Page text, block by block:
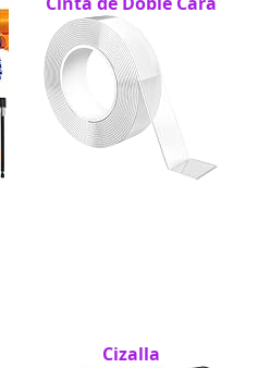
Cizalla